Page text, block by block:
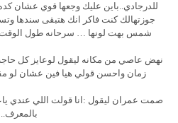
للدرجادي..باين عليك وجعها قوي عشان
جوزتهالك كنت فاكر انك هتبقى سندها
شمس بهت لونها … سرحانه طول
نهض عاصي من مكانه ليقول لوعايز كل
زمان واحسن قولي هيا فين عشان لو
صمت عمران ليقول :انا قولت اللي عندي
بالمعرف..